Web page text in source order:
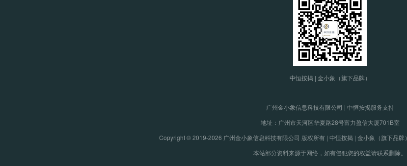
中恒按揭 | 金小象（旗下品牌）
广州金小象信息科技有限公司 | 中恒按揭服务支持
地址：广州市天河区华夏路28号富力盈信大厦701B室
Copyright © 2019-2026 广州金小象信息科技有限公司 版权所有 | 中恒按揭 | 金小象（旗下品牌）
本站部分资料来源于网络，如有侵犯您的权益请联系删除。